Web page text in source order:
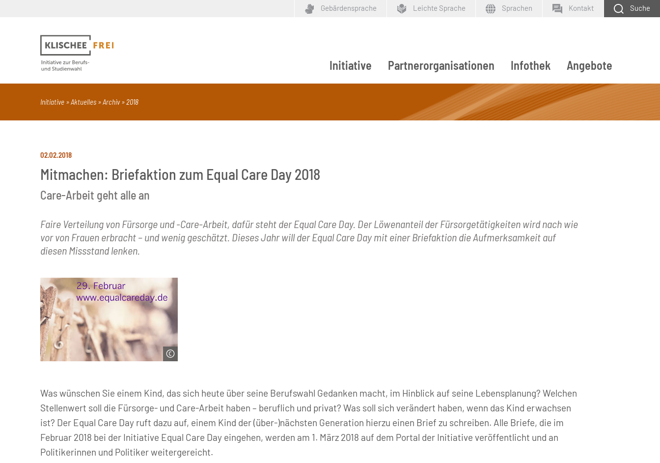
Gebärdensprache Leichte Sprache Sprachen Kontakt Suche
Suchbegriff
SUCHEN
Initiative Partnerorganisationen Infothek Angebote
Initiative Aktuelles Archiv 2018
02.02.2018
Mitmachen: Briefaktion zum Equal Care Day 2018
Care-Arbeit geht alle an
Faire Verteilung von Fürsorge und -Care-Arbeit, dafür steht der Equal Care Day. Der Löwenanteil der Fürsorgetätigkeiten wird nach wie
vor von Frauen erbracht – und wenig geschätzt. Dieses Jahr will der Equal Care Day mit einer Briefaktion die Aufmerksamkeit auf
diesen Missstand lenken.
Was wünschen Sie einem Kind, das sich heute über seine Berufswahl Gedanken macht, im Hinblick auf seine Lebensplanung? Welchen
Stellenwert soll die Fürsorge- und Care-Arbeit haben – beruflich und privat? Was soll sich verändert haben, wenn das Kind erwachsen
ist? Der Equal Care Day ruft dazu auf, einem Kind der (über-)nächsten Generation hierzu einen Brief zu schreiben. Alle Briefe, die im
Februar 2018 bei der Initiative Equal Care Day eingehen, werden am 1. März 2018 auf dem Portal der Initiative veröffentlicht und an
Politikerinnen und Politiker weitergereicht.